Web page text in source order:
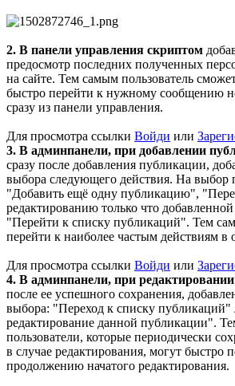
2. В панели управления скриптом
предосмотр последних полученных
на сайте. Тем самым пользователь
быстро перейти к нужному сообщению
сразу из панели управления.
Для просмотра ссылки Войди или
3. В админпанели, при добавлении
сразу после добавления публикации,
выбора следующего действия. На выбор
"Добавить ещё одну публикацию",
редактированию только что
"Перейти к списку публикаций". Тем
перейти к наиболее частым действиям в
Для просмотра ссылки Войди или
4. В админпанели, при
после ее успешного сохранения,
выбора: "Переход к списку
редактирование данной публикации".
пользователи, которые периодически
в случае редактирования, могут быстро
продолжению начатого редактирования.